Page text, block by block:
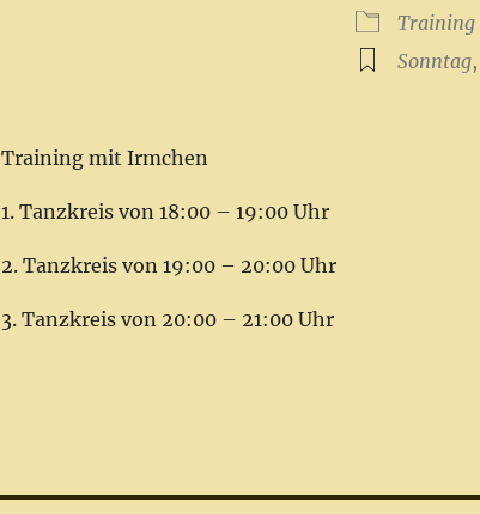
Training
Sonntag
Training mit Irmchen
1. Tanzkreis von 18:00 – 19:00 Uhr
2. Tanzkreis von 19:00 – 20:00 Uhr
3. Tanzkreis von 20:00 – 21:00 Uhr